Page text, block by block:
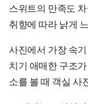
스위트의 만족도
취향에 따라 낡게
사진에서 가장 속
치기 애매한 구조
소를 볼 때 객실 사